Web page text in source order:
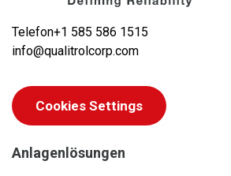
Telefon+1 585 586 1515
info@qualitrolcorp.com
Cookies Settings
Anlagenlösungen